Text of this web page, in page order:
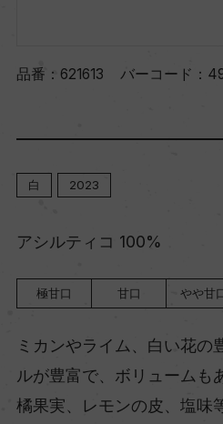
品番： 621613 バーコード：
白 2023
アシルティコ 100%
極甘口 甘口 やや甘
ミカンやライム、白い花の
ルが豊富で、ボリュームも
橘果実、レモンの皮、塩味